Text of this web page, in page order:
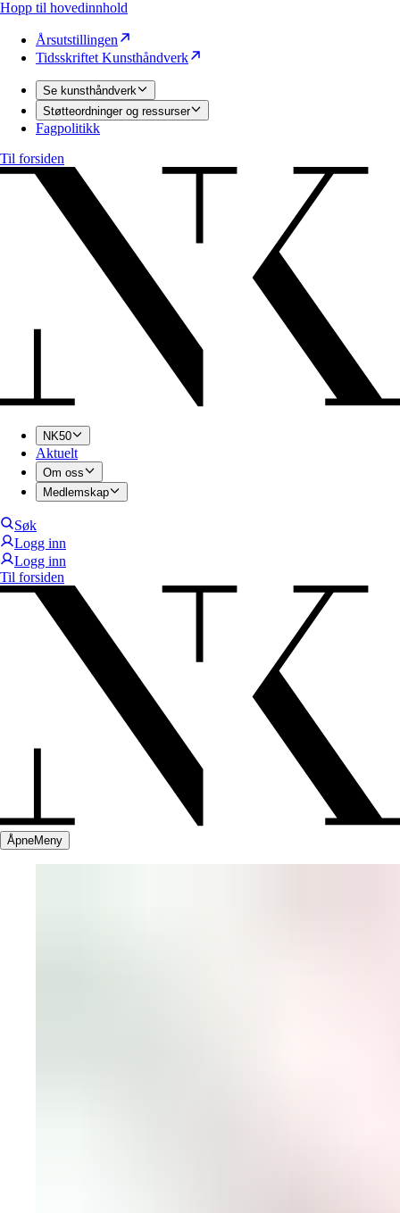
Hopp til hovedinnhold
Årsutstillingen
Tidsskriftet Kunsthåndverk
Se kunsthåndverk
Støtteordninger og ressurser
Fagpolitikk
Til forsiden
NK50
Aktuelt
Om oss
Medlemskap
Søk
Logg inn
Logg inn
Til forsiden
ÅpneMeny